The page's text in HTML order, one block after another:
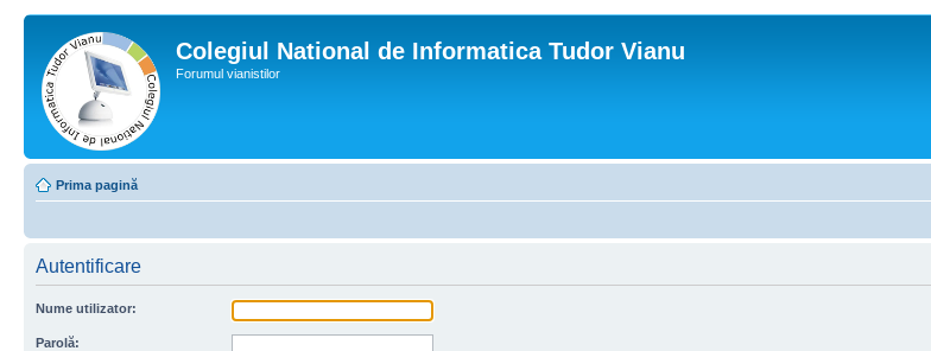
Colegiul National de Informatica Tudor Vianu
Forumul vianistilor
Prima pagină
Autentificare
Nume utilizator:
Parolă: